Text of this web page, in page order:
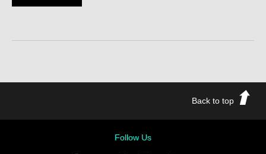
Back to top
Follow Us